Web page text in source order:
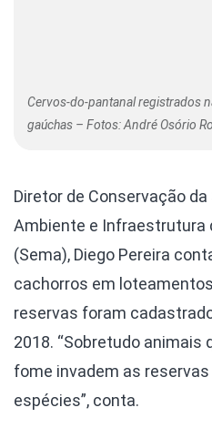
Cervos-do-pantanal registrados
gaúchas – Fotos: André Osório
Diretor de Conservação
Ambiente e Infraestrutura
(Sema), Diego Pereira
cachorros em
reservas foram
2018. “Sobretudo
fome invadem as
espécies”, conta.